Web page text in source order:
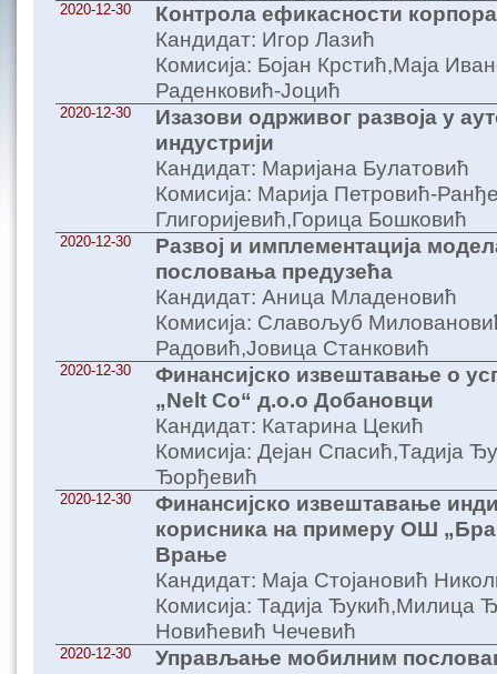
2020-12-30
Контрола ефикасности
Кандидат: Игор Лазић
Комисија: Бојан Крстић,Маја
Раденковић-Јоцић
2020-12-30
Изазови одрживог развоја у
индустрији
Кандидат: Маријана Булатовић
Комисија: Марија Петровић-
Глигоријевић,Горица Бошковић
2020-12-30
Развој и имплементација
пословања предузећа
Кандидат: Аница Младеновић
Комисија: Славољуб
Радовић,Јовица Станковић
2020-12-30
Финансијско извештавање о
„Nelt Co“ д.о.о Добановци
Кандидат: Катарина Цекић
Комисија: Дејан Спасић,Тадија
Ђорђевић
2020-12-30
Финансијско извештавање
корисника на примеру ОШ
Врање
Кандидат: Маја Стојановић
Комисија: Тадија Ђукић,Милица
Новићевић Чечевић
2020-12-30
Управљање мобилним